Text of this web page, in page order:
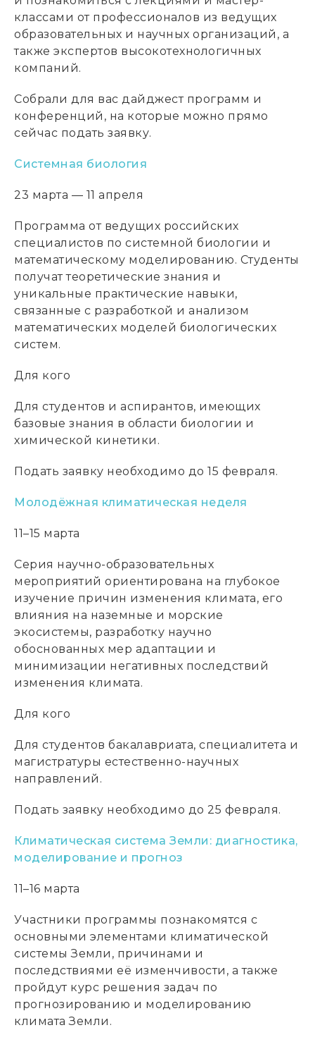
классами от профессионалов из ведущих
образовательных и научных организаций, а
также экспертов высокотехнологичных
компаний.
Собрали для вас дайджест программ и
конференций, на которые можно прямо
сейчас подать заявку.
Системная биология
23 марта — 11 апреля
Программа от ведущих российских
специалистов по системной биологии и
математическому моделированию. Студенты
получат теоретические знания и
уникальные практические навыки,
связанные с разработкой и анализом
математических моделей биологических
систем.
Для кого
Для студентов и аспирантов, имеющих
базовые знания в области биологии и
химической кинетики.
Подать заявку необходимо до 15 февраля.
Молодёжная климатическая неделя
11–15 марта
Серия научно-образовательных
мероприятий ориентирована на глубокое
изучение причин изменения климата, его
влияния на наземные и морские
экосистемы, разработку научно
обоснованных мер адаптации и
минимизации негативных последствий
изменения климата.
Для кого
Для студентов бакалавриата, специалитета и
магистратуры естественно-научных
направлений.
Подать заявку необходимо до 25 февраля.
Климатическая система Земли: диагностика,
моделирование и прогноз
11–16 марта
Участники программы познакомятся с
основными элементами климатической
системы Земли, причинами и
последствиями её изменчивости, а также
пройдут курс решения задач по
прогнозированию и моделированию
климата Земли.